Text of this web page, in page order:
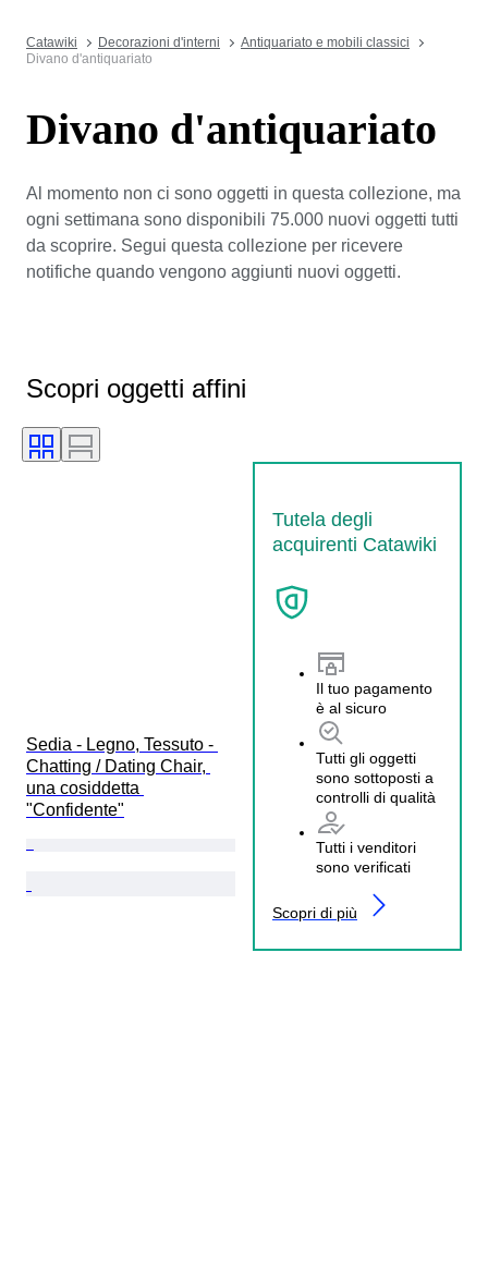
Catawiki Decorazioni d'interni
Antiquariato e mobili classici
Divano d'antiquariato
Divano d'antiquariato
Al momento non ci sono oggetti in questa collezione, ma
ogni settimana sono disponibili 75.000 nuovi oggetti tutti
da scoprire. Segui questa collezione per ricevere
notifiche quando vengono aggiunti nuovi oggetti.
Scopri oggetti affini
Tutela degli
acquirenti Catawiki
Il tuo pagamento
è al sicuro
Tutti gli oggetti
sono sottoposti a
controlli di qualità
Tutti i venditori
sono verificati
Scopri di più
Sedia - Legno, Tessuto -
Chatting / Dating Chair,
una cosiddetta
"Confidente"